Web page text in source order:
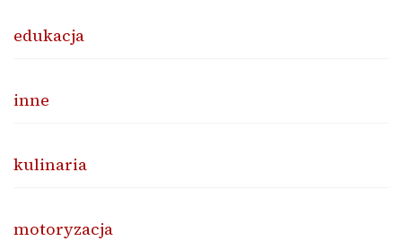
edukacja
inne
kulinaria
motoryzacja